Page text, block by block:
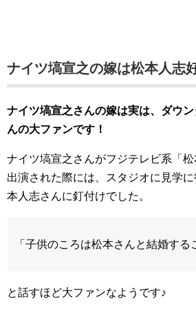
ナイツ塙宣之の嫁は松本人志
ナイツ塙宣之さんの嫁は実は、ダウ
んの大ファンです！
ナイツ塙宣之さんがフジテレビ系「
出演された際には、スタジオに見学
本人志さんに釘付けでした。
「子供のころは松本さんと結婚する
と話すほど大ファンなようです♪